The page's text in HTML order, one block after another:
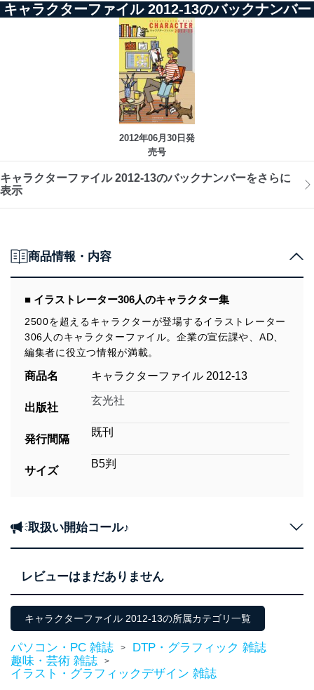
キャラクターファイル 2012-13のバックナンバー
2012年06月30日発
売号
キャラクターファイル 2012-13のバックナンバーをさらに
表示
商品情報・内容
■ イラストレーター306人のキャラクター集
2500を超えるキャラクターが登場するイラストレーター
306人のキャラクターファイル。企業の宣伝課や、AD、
編集者に役立つ情報が満載。
商品名 キャラクターファイル 2012-13
出版社
玄光社
発行間隔
既刊
サイズ
B5判
取扱い開始コール♪
レビューはまだありません
キャラクターファイル 2012-13の所属カテゴリ一覧
パソコン・PC 雑誌 >
DTP・グラフィック 雑誌
趣味・芸術 雑誌
>
イラスト・グラフィックデザイン 雑誌